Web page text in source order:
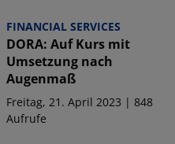
FINANCIAL SERVICES
DORA: Auf Kurs mit
Umsetzung nach
Augenmaß
Freitag, 21. April 2023 | 848
Aufrufe